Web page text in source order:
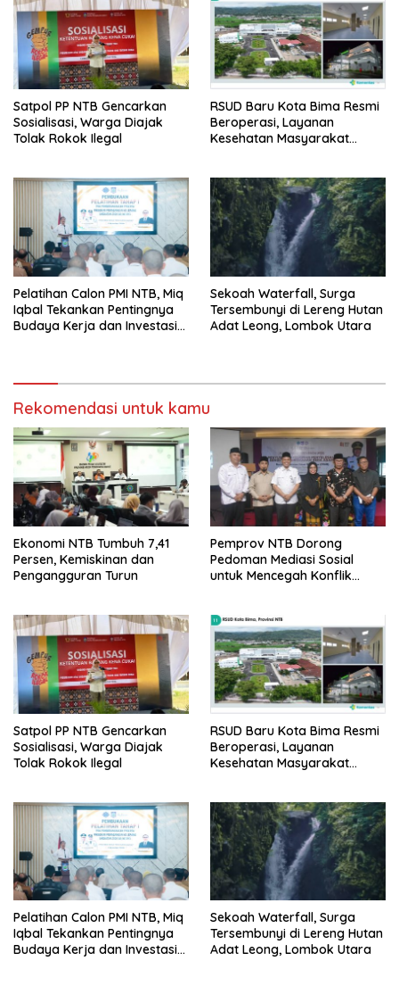
Satpol PP NTB Gencarkan
Sosialisasi, Warga Diajak
Tolak Rokok Ilegal
RSUD Baru Kota Bima Resmi
Beroperasi, Layanan
Kesehatan Masyarakat
Pelatihan Calon PMI NTB, Miq
Iqbal Tekankan Pentingnya
Budaya Kerja dan Investasi
Sekoah Waterfall, Surga
Tersembunyi di Lereng Hutan
Adat Leong, Lombok Utara
Rekomendasi untuk kamu
Ekonomi NTB Tumbuh 7,41
Persen, Kemiskinan dan
Pengangguran Turun
Pemprov NTB Dorong
Pedoman Mediasi Sosial
untuk Mencegah Konflik
Satpol PP NTB Gencarkan
Sosialisasi, Warga Diajak
Tolak Rokok Ilegal
RSUD Baru Kota Bima Resmi
Beroperasi, Layanan
Kesehatan Masyarakat
Pelatihan Calon PMI NTB, Miq
Iqbal Tekankan Pentingnya
Budaya Kerja dan Investasi
Sekoah Waterfall, Surga
Tersembunyi di Lereng Hutan
Adat Leong, Lombok Utara